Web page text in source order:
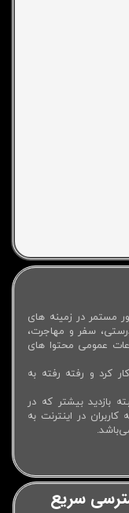
مستمر در زمینه های
سفر و مهاجرت،
عمومی محتوا های
از سال 1400 شروع به کار کرد و رفته رفته به
بازدید بیشتر که در
در اینترنت به
سریع